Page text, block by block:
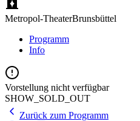
Metropol-TheaterBrunsbüttel
Programm
Info
Vorstellung nicht verfügbar
SHOW_SOLD_OUT
Zurück zum Programm